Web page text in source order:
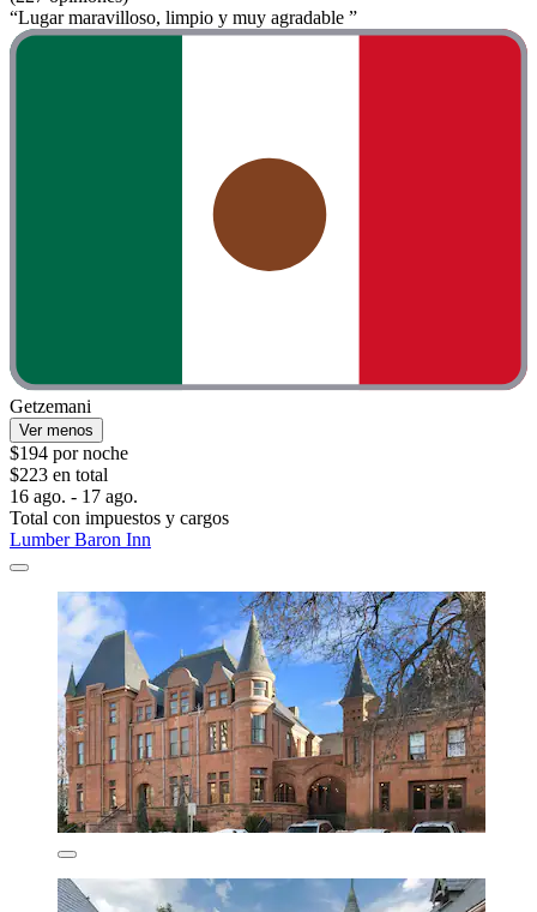
“Lugar maravilloso, limpio y muy agradable ”
Getzemani
Ver menos
$194 por noche
$223 en total
16 ago. - 17 ago.
Total con impuestos y cargos
Lumber Baron Inn